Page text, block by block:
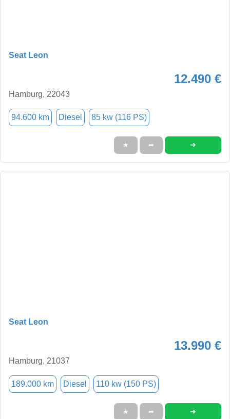
Seat Leon
12.490 €
Hamburg, 22043
94.600 km Diesel 85 kw (116 PS)
★ ➦ ➜
Seat Leon
13.990 €
Hamburg, 21037
189.000 km Diesel 110 kw (150 PS)
★ ➦ ➜